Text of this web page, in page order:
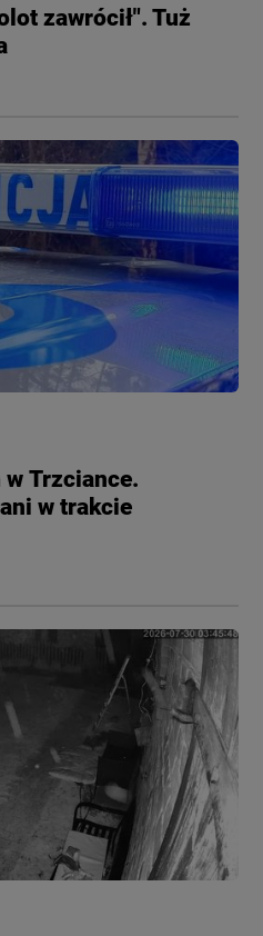
zawrócił". Tuż
w Trzciance.
w trakcie